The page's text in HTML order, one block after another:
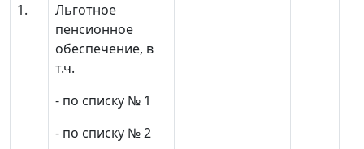
1.
Льготное
пенсионное
обеспечение, в
т.ч.
- по списку № 1
- по списку № 2